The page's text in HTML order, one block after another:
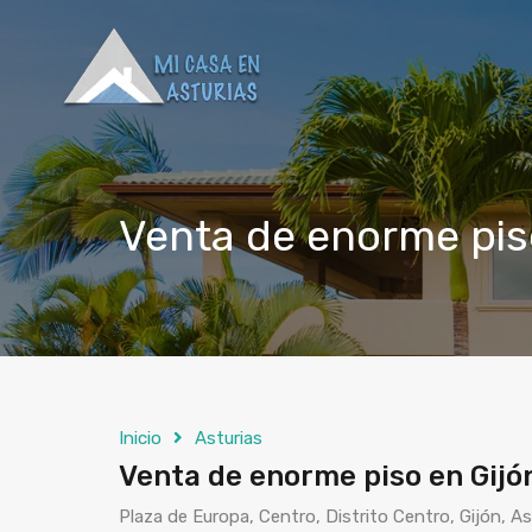
Venta de enorme
Inicio Asturias
Venta de enorme piso en
Plaza de Europa, Centro, Distrito Centro, Gijón,